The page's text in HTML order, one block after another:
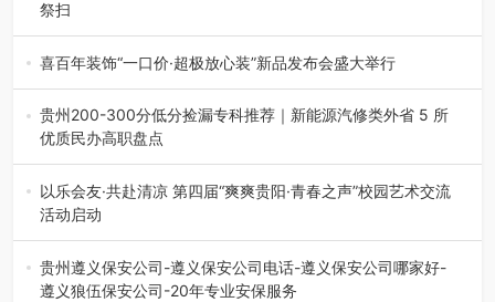
祭扫
八一建军节到来之际，由贵州省退役军人事务厅指导，贵阳
市退役军人事务局联合贵州广电…
喜百年装饰“一口价·超极放心装”新品发布会盛大举行
2026年7月31日，喜百年装饰“一口价·超极放心装”新品发布
会在贵阳隆重举行。…
贵州200-300分低分捡漏专科推荐｜新能源汽修类外省 5 所
优质民办高职盘点
在贵州省高考志愿填报体系中，200至300分数段考生可选择
的省内工科、新能源汽车…
以乐会友·共赴清凉 第四届“爽爽贵阳·青春之声”校园艺术交流
活动启动
七月的贵阳，清风送爽，第四届“爽爽贵阳·青春之声”校园管
弦乐（合唱）艺术交流活动…
贵州遵义保安公司-遵义保安公司电话-遵义保安公司哪家好-
遵义狼伍保安公司-20年专业安保服务